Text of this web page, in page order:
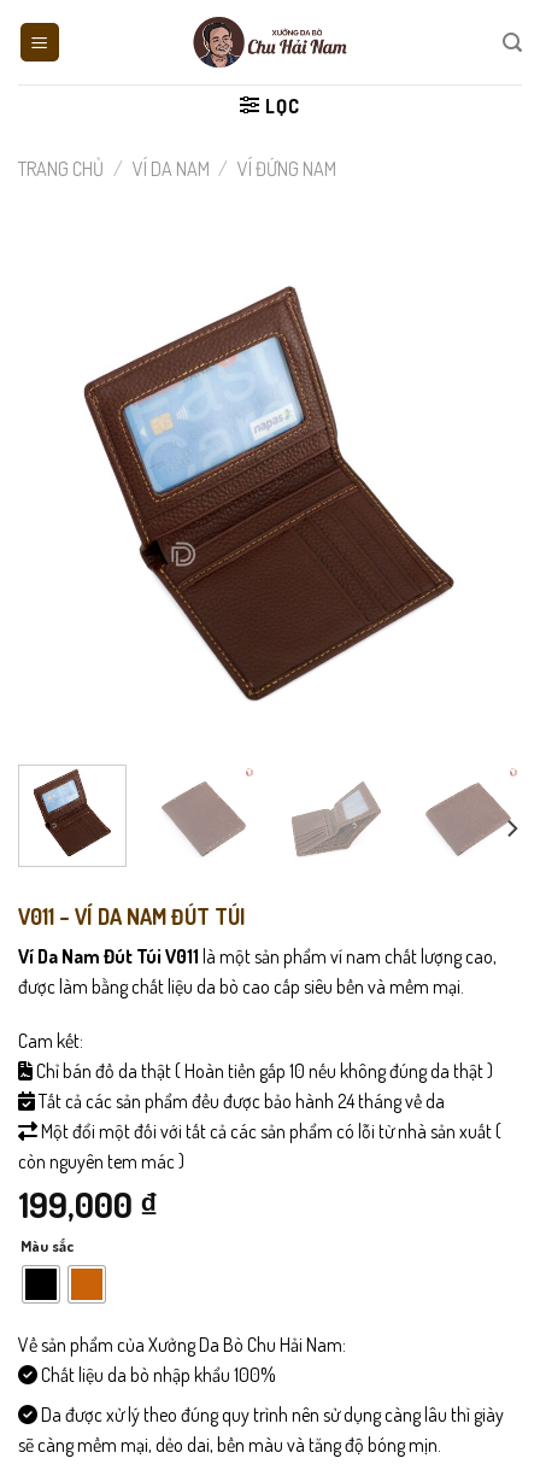
LỌC
TRANG CHỦ / VÍ DA NAM / VÍ ĐỨNG NAM
V011 – VÍ DA NAM ĐÚT TÚI
Ví Da Nam Đút Túi V011 là một sản phẩm ví nam chất lượng cao,
được làm bằng chất liệu da bò cao cấp siêu bền và mềm mại.
Cam kết:
Chỉ bán đồ da thật ( Hoàn tiền gấp 10 nếu không đúng da thật )
Tất cả các sản phẩm đều được bảo hành 24 tháng về da
Một đổi một đối với tất cả các sản phẩm có lỗi từ nhà sản xuất (
còn nguyên tem mác )
199,000 ₫
Màu sắc
Về sản phẩm của Xưởng Da Bò Chu Hải Nam:
Chất liệu da bò nhập khẩu 100%
Da được xử lý theo đúng quy trình nên sử dụng càng lâu thì giày
sẽ càng mềm mại, dẻo dai, bền màu và tăng độ bóng mịn.